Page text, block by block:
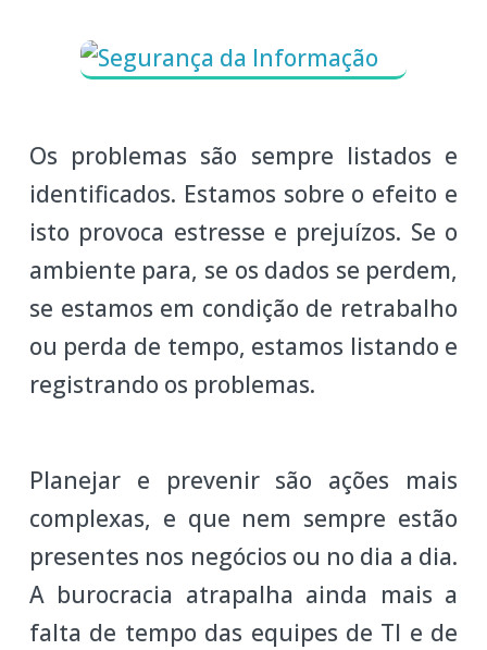
Os problemas são sempre listados e
identificados. Estamos sobre o efeito e
isto provoca estresse e prejuízos. Se o
ambiente para, se os dados se perdem,
se estamos em condição de retrabalho
ou perda de tempo, estamos listando e
registrando os problemas.
Planejar e prevenir são ações mais
complexas, e que nem sempre estão
presentes nos negócios ou no dia a dia.
A burocracia atrapalha ainda mais a
falta de tempo das equipes de TI e de